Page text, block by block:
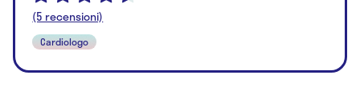
(5 recensioni)
Cardiologo